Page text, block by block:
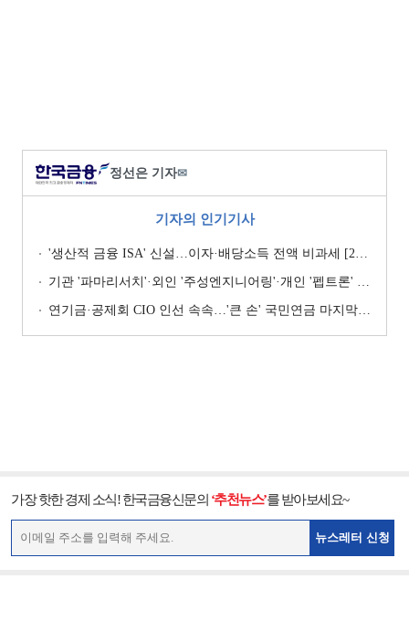
정선은 기자✉
기자의 인기기사
'생산적 금융 ISA' 신설…이자·배당소득 전액 비과세 [2026 세제개편안]
기관 '파마리서치'·외인 '주성엔지니어링'·개인 '펩트론' 1위 [주간 코스닥 순매수- 2026년 7월27일~7월31일]
연기금·공제회 CIO 인선 속속…'큰 손' 국민연금 마지막 타자
가장 핫한 경제 소식! 한국금융신문의 ‘추천뉴스’를 받아보세요~
뉴스레터 신청